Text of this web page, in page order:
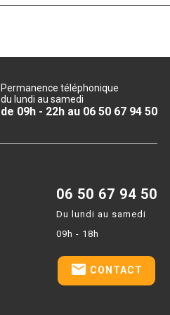
Permanence téléphonique
du lundi au samedi
de 09h - 22h au 06 50 67 94 50
06 50 67 94 50
Du lundi au samedi
09h - 18h
email CONTACT